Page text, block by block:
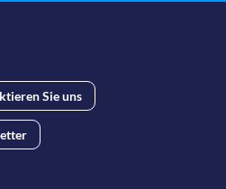
Sie uns